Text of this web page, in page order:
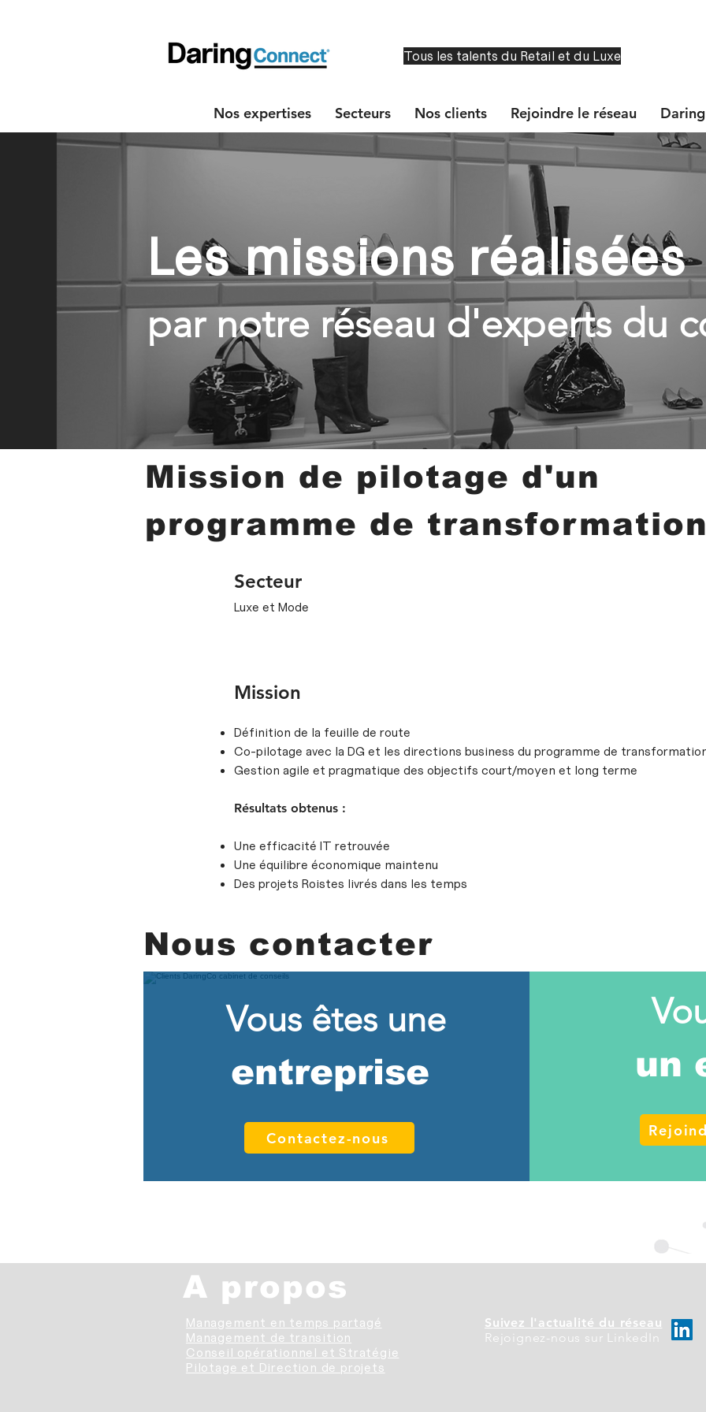
Tous les talents du Retail et du Luxe
Nos expertises Secteurs Nos clients Rejoindre le réseau
Les missions réalisées
par notre réseau d'experts du
Mission de pilotage d'un
programme de
Secteur
Luxe et Mode
Mission
Définition de la feuille de route
Co-pilotage avec la DG et les directions business du programme de
Gestion agile et pragmatique des objectifs court/moyen et long terme
Résultats obtenus :
Une efficacité IT retrouvée
Une équilibre économique maintenu
Des projets Roistes livrés dans les temps
Nous contacter
Vous êtes une
entreprise
Contactez-nous
un
A propos
Management en temps partagé
Management de transition
Conseil opérationnel et Stratégie
Pilotage et Direction de projets
Suivez l'actualité du réseau
Rejoignez-nous sur LinkedIn